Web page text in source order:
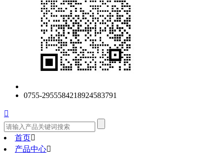
0755-2955584218924583791

首页
产品中心